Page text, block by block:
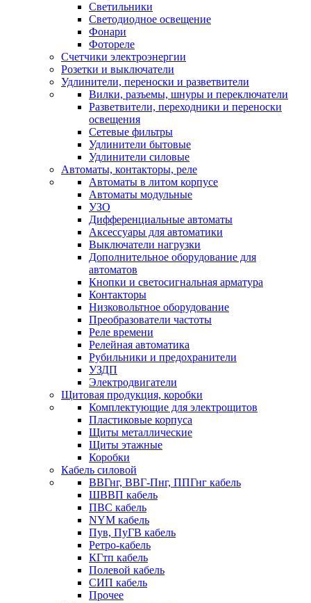
Светильники
Светодиодное освещение
Фонари
Фотореле
Счетчики электроэнергии
Розетки и выключатели
Удлинители, переноски и разветвители
Вилки, разъемы, шнуры и переключатели
Разветвители, переходники и переноски
освещения
Сетевые фильтры
Удлинители бытовые
Удлинители силовые
Автоматы, контакторы, реле
Автоматы в литом корпусе
Автоматы модульные
УЗО
Дифференциальные автоматы
Аксессуары для автоматики
Выключатели нагрузки
Дополнительное оборудование для
автоматов
Кнопки и светосигнальная арматура
Контакторы
Низковольтное оборудование
Преобразователи частоты
Реле времени
Релейная автоматика
Рубильники и предохранители
УЗДП
Электродвигатели
Щитовая продукция, коробки
Комплектующие для электрощитов
Пластиковые корпуса
Щиты металлические
Щиты этажные
Коробки
Кабель силовой
ВВГнг, ВВГ-Пнг, ППГнг кабель
ШВВП кабель
ПВС кабель
NYM кабель
Пув, ПуГВ кабель
Ретро-кабель
КГтп кабель
Полевой кабель
СИП кабель
Прочее